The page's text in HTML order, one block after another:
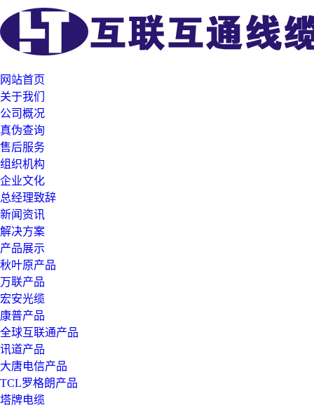
网站首页
关于我们
公司概况
真伪查询
售后服务
组织机构
企业文化
总经理致辞
新闻资讯
解决方案
产品展示
秋叶原产品
万联产品
宏安光缆
康普产品
全球互联通产品
讯道产品
大唐电信产品
TCL罗格朗产品
塔牌电缆